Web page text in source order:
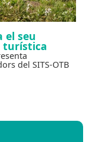
el seu
turística
del SITS-OTB